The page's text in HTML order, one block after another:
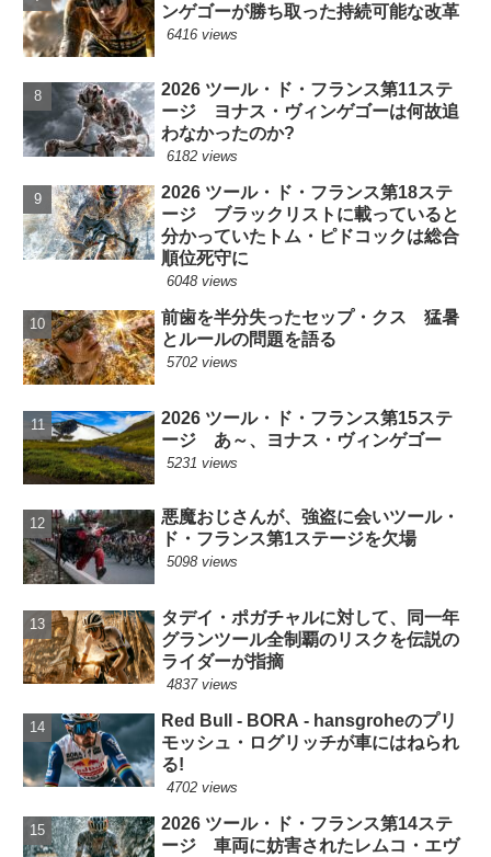
ンゲゴーが勝ち取った持続可能な改革
6416 views
2026 ツール・ド・フランス第11ステ
ージ ヨナス・ヴィンゲゴーは何故追
わなかったのか?
6182 views
2026 ツール・ド・フランス第18ステ
ージ ブラックリストに載っていると
分かっていたトム・ピドコックは総合
順位死守に
6048 views
前歯を半分失ったセップ・クス 猛暑
とルールの問題を語る
5702 views
2026 ツール・ド・フランス第15ステ
ージ あ～、ヨナス・ヴィンゲゴー
5231 views
悪魔おじさんが、強盗に会いツール・
ド・フランス第1ステージを欠場
5098 views
タデイ・ポガチャルに対して、同一年
グランツール全制覇のリスクを伝説の
ライダーが指摘
4837 views
Red Bull - BORA - hansgroheのプリ
モッシュ・ログリッチが車にはねられ
る!
4702 views
2026 ツール・ド・フランス第14ステ
ージ 車両に妨害されたレムコ・エヴ